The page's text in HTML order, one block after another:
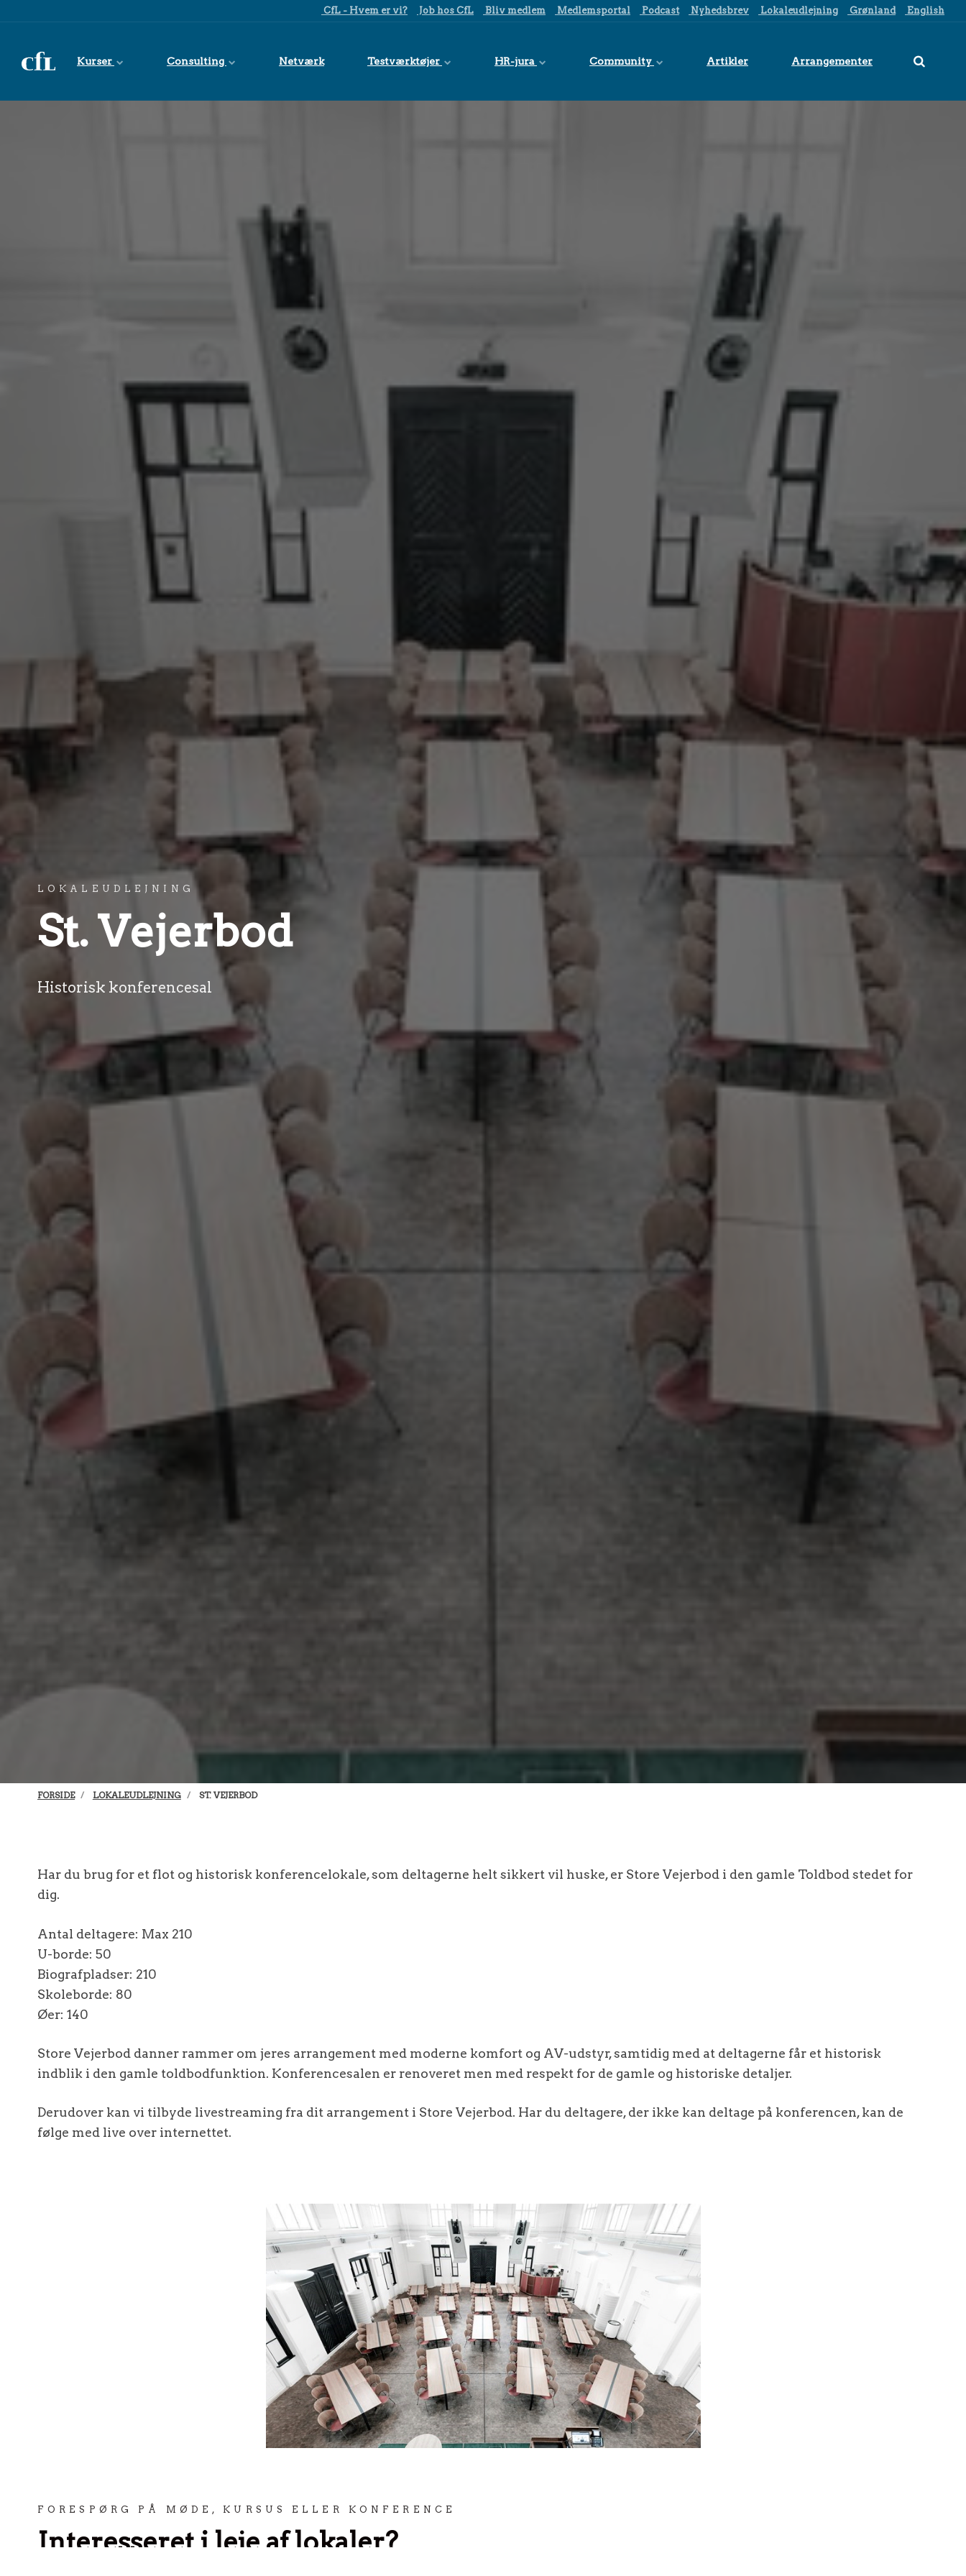
CfL - Hvem er vi? Job hos CfL Bliv medlem Medlemsportal Podcast Nyhedsbrev Lokaleudlejning Grønland English
Kurser Consulting Netværk Testværktøjer HR-jura Community Artikler Arrangementer
LOKALEUDLEJNING
St. Vejerbod
Historisk konferencesal
FORSIDE LOKALEUDLEJNING ST. VEJERBOD
Har du brug for et flot og historisk konferencelokale, som deltagerne helt sikkert vil huske, er Store Vejerbod i den gamle Toldbod stedet for
dig.
Antal deltagere: Max 210
U-borde: 50
Biografpladser: 210
Skoleborde: 80
Øer: 140
Store Vejerbod danner rammer om jeres arrangement med moderne komfort og AV-udstyr, samtidig med at deltagerne får et historisk
indblik i den gamle toldbodfunktion. Konferencesalen er renoveret men med respekt for de gamle og historiske detaljer.
Derudover kan vi tilbyde livestreaming fra dit arrangement i Store Vejerbod. Har du deltagere, der ikke kan deltage på konferencen, kan de
følge med live over internettet.
FORESPØRG PÅ MØDE, KURSUS ELLER KONFERENCE
Interesseret i leje af lokaler?